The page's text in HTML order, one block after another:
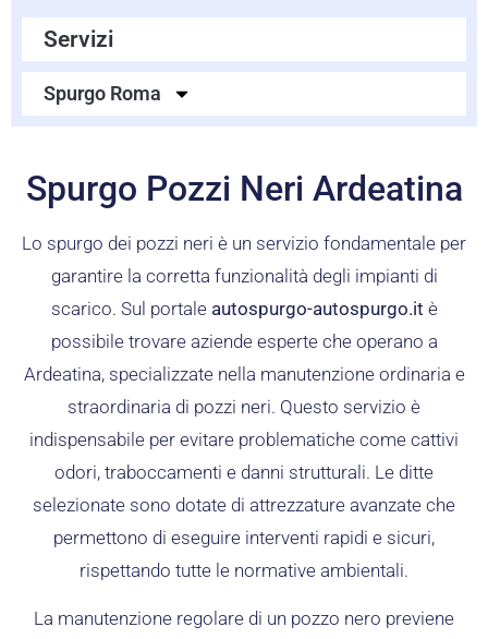
Servizi
Spurgo Roma
Spurgo Pozzi Neri Ardeatina
Lo spurgo dei pozzi neri è un servizio fondamentale per
garantire la corretta funzionalità degli impianti di
scarico. Sul portale autospurgo-autospurgo.it è
possibile trovare aziende esperte che operano a
Ardeatina, specializzate nella manutenzione ordinaria e
straordinaria di pozzi neri. Questo servizio è
indispensabile per evitare problematiche come cattivi
odori, traboccamenti e danni strutturali. Le ditte
selezionate sono dotate di attrezzature avanzate che
permettono di eseguire interventi rapidi e sicuri,
rispettando tutte le normative ambientali.
La manutenzione regolare di un pozzo nero previene